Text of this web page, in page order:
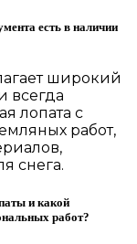
есть в наличии
широкий
всегда
лопата с
работ,
снега.
и какой
работ?